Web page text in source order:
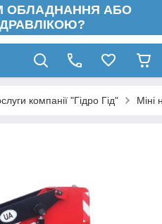
ОБЛАДНАННЯ АБО
компанії "Гідро Гід" Міні